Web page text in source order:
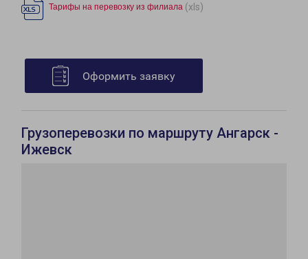
Тарифы на перевозку из филиала (xls)
Оформить заявку
Грузоперевозки по маршруту Ангарск -
Ижевск